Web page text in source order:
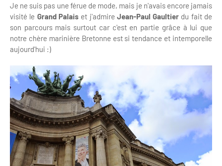
Je ne suis pas une férue de mode, mais je n'avais encore jamais
visité le Grand Palais et j'admire Jean-Paul Gaultier du fait de
son parcours mais surtout car c'est en partie grâce à lui que
notre chère marinière Bretonne est si tendance et intemporelle
aujourd'hui :)